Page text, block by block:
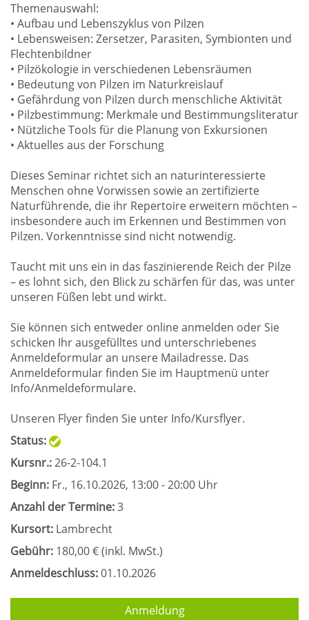
Themenauswahl:
• Aufbau und Lebenszyklus von Pilzen
• Lebensweisen: Zersetzer, Parasiten, Symbionten und
Flechtenbildner
• Pilzökologie in verschiedenen Lebensräumen
• Bedeutung von Pilzen im Naturkreislauf
• Gefährdung von Pilzen durch menschliche Aktivität
• Pilzbestimmung: Merkmale und Bestimmungsliteratur
• Nützliche Tools für die Planung von Exkursionen
• Aktuelles aus der Forschung
Dieses Seminar richtet sich an naturinteressierte
Menschen ohne Vorwissen sowie an zertifizierte
Naturführende, die ihr Repertoire erweitern möchten –
insbesondere auch im Erkennen und Bestimmen von
Pilzen. Vorkenntnisse sind nicht notwendig.
Taucht mit uns ein in das faszinierende Reich der Pilze
– es lohnt sich, den Blick zu schärfen für das, was unter
unseren Füßen lebt und wirkt.
Sie können sich entweder online anmelden oder Sie
schicken Ihr ausgefülltes und unterschriebenes
Anmeldeformular an unsere Mailadresse. Das
Anmeldeformular finden Sie im Hauptmenü unter
Info/Anmeldeformulare.
Unseren Flyer finden Sie unter Info/Kursflyer.
Status:
Kursnr.:26-2-104.1
Beginn: Fr., 16.10.2026, 13:00 - 20:00 Uhr
Anzahl der Termine:3
Kursort: Lambrecht
Gebühr: 180,00 € (inkl. MwSt.)
Anmeldeschluss:01.10.2026
Anmeldung